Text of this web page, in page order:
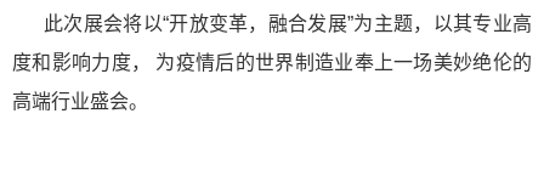
此次展会将以“开放变革，融合发展”为主题，以其专业高
度和影响力度， 为疫情后的世界制造业奉上一场美妙绝伦的
高端行业盛会。